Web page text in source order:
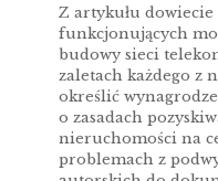
Z artykułu
funkcjonujących
budowy sieci
zaletach każdego z
określić
o zasadach
nieruchomości na
problemach z